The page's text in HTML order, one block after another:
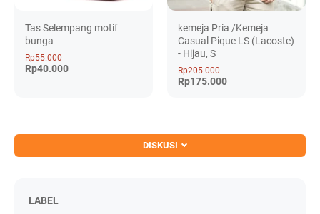
Tas Selempang motif
bunga
Rp55.000
Rp40.000
kemeja Pria /Kemeja
Casual Pique LS (Lacoste)
- Hijau, S
Rp205.000
Rp175.000
DISKUSI
LABEL